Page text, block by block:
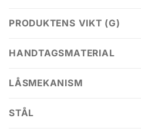
PRODUKTENS VIKT (G)
HANDTAGSMATERIAL
LÅSMEKANISM
STÅL